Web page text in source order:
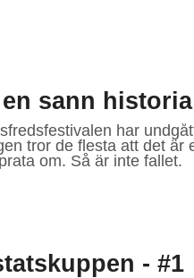
sann historia
har
tror de flesta att det är
om. Så är inte fallet.
- #1